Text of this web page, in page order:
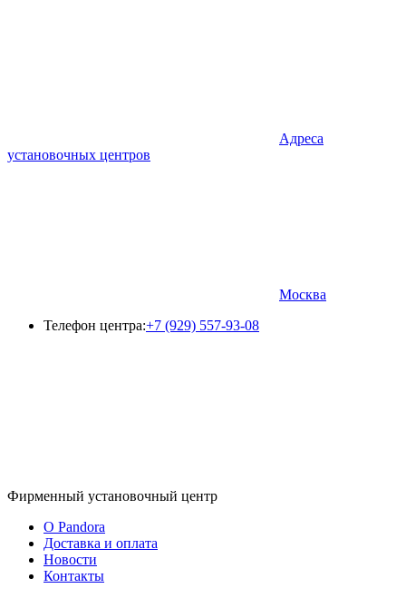
Адреса
установочных центров
Москва
Телефон центра:+7 (929) 557-93-08
Фирменный установочный центр
O Pandora
Доставка и оплата
Новости
Контакты